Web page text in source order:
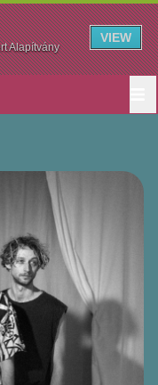
Alapítvány
VIEW